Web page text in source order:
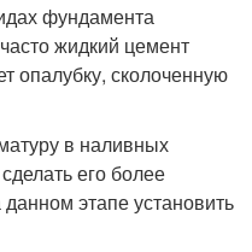
фундамента
жидкий цемент
опалубку, сколоченную
в наливных
его более
этапе установить